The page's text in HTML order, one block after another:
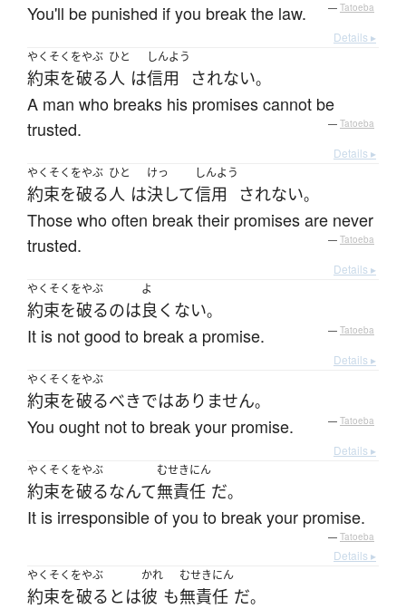
You'll be punished if you break the law. — Tatoeba
Details ▸
やくそくをやぶ
約束を破る
ひと
人 は
しんよう
信用 されない。
A man who breaks his promises cannot be
trusted.
— Tatoeba
Details ▸
やくそくをやぶ
約束を破る
ひと
人 は
けっ
決して
しんよう
信用 されない。
Those who often break their promises are never
trusted.
— Tatoeba
Details ▸
やくそくをやぶ
約束を破るのは
よ
良くない。
It is not good to break a promise. — Tatoeba
Details ▸
やくそくをやぶ
約束を破るべきではありません。
You ought not to break your promise. — Tatoeba
Details ▸
やくそくをやぶ
約束を破るなんて
むせきにん
無責任 だ。
It is irresponsible of you to break your promise.
— Tatoeba
Details ▸
やくそくをやぶ
約束を破る とは
かれ
彼 も
むせきにん
無責任 だ。